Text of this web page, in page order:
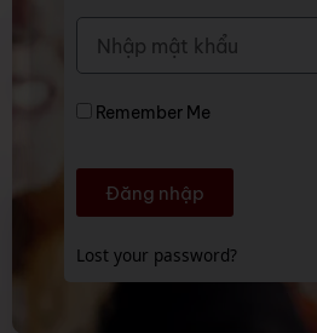
Remember Me
Đăng nhập
Lost your password?